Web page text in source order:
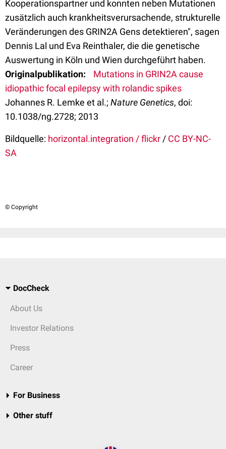
Kooperationspartner und konnten neben Mutationen
zusätzlich auch krankheitsverursachende, strukturelle
Veränderungen des GRIN2A Gens detektieren", sagen
Dennis Lal und Eva Reinthaler, die die genetische
Auswertung in Köln und Wien durchgeführt haben.
Originalpublikation:
Mutations in GRIN2A cause
idiopathic focal epilepsy with rolandic spikes
Johannes R. Lemke et al.; Nature Genetics, doi:
10.1038/ng.2728; 2013
Bildquelle: horizontal.integration / flickr / CC BY-NC-
SA
© Copyright
DocCheck
About Us
Investor Relations
Press
Career
For Business
Other stuff